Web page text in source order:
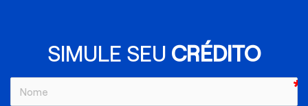
SIMULE SEU CRÉDITO